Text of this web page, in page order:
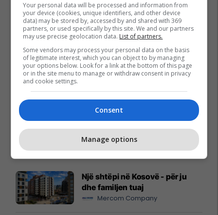
Promo Reklamo këtu
Një shtëpi në Kosovë - për ju
dhe familjen tuaj
Mercom Company
Your personal data will be processed and information from
your device (cookies, unique identifiers, and other device
data) may be stored by, accessed by and shared with 369
partners, or used specifically by this site. We and our partners
may use precise geolocation data. List of partners.
Some vendors may process your personal data on the basis
of legitimate interest, which you can object to by managing
your options below. Look for a link at the bottom of this page
or in the site menu to manage or withdraw consent in privacy
and cookie settings.
Consent
Manage options